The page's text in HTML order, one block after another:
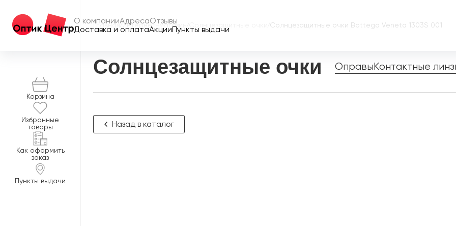
О компанииАдресаОтзывы
Доставка и оплатаАкцииПункты выдачи
Корзина
Избранные
товары
Как оформить
заказ
Пункты выдачи
Главная/ Интернет-магазин Солнцезащитные очки Bottega Veneta 1303S 001
Солнцезащитные очки ОправыКонтактные
Назад в каталог